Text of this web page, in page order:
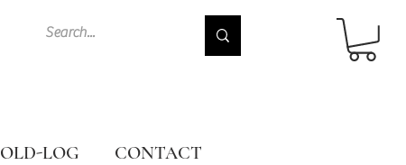
OLD-LOG CONTACT